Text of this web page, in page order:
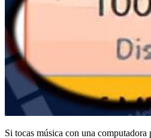
Si tocas música con una